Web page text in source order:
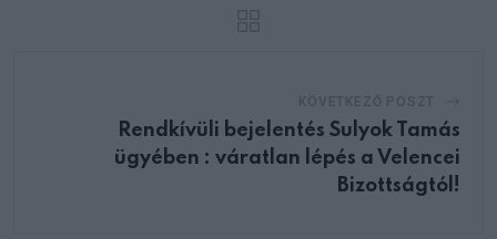
Rendkívüli bejelentés Sulyok Tamás
ügyében : váratlan lépés a Velencei
Bizottságtól!